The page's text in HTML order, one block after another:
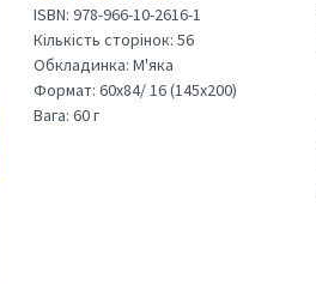
ISBN: 978-966-10-2616-1
Кількість сторінок: 56
Обкладинка: М'яка
Формат: 60х84/ 16 (145х200)
Вага: 60 г